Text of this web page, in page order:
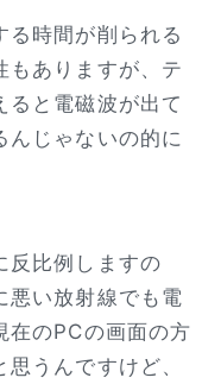
る時間が削られる
もありますが、テ
ると電磁波が出て
んじゃないの的に
反比例しますの
悪い放射線でも電
在のPCの画面の方
うんですけど、